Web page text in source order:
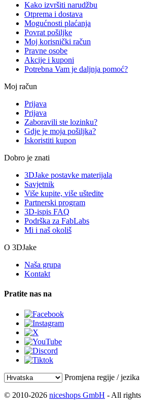
Kako izvršiti narudžbu
Otprema i dostava
Mogućnosti plaćanja
Povrat pošiljke
Moj korisnički račun
Pravne osobe
Akcije i kuponi
Potrebna Vam je daljnja pomoć?
Moj račun
Prijava
Prijava
Zaboravili ste lozinku?
Gdje je moja pošiljka?
Iskoristiti kupon
Dobro je znati
3DJake postavke materijala
Savjetnik
Više kupite, više uštedite
Partnerski program
3D-ispis FAQ
Podrška za FabLabs
Mi i naš okoliš
O 3DJake
Naša grupa
Kontakt
Pratite nas na
Promjena regije / jezika
© 2010-2026 niceshops GmbH - All